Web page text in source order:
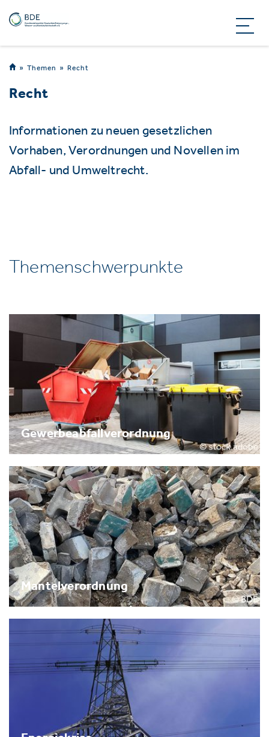
Themen Recht
Recht
Informationen zu neuen gesetzlichen
Vorhaben, Verordnungen und Novellen im
Abfall- und Umweltrecht.
Themenschwerpunkte
Gewerbeabfallverordnung
Mantelverordnung